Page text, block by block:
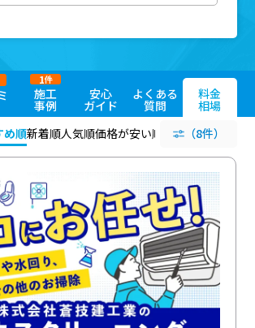
施工
事例
1件
安心
ガイド
よくある
質問
料金
相場
め順新着順人気順価格が安い順 評価が高い順
（8件）